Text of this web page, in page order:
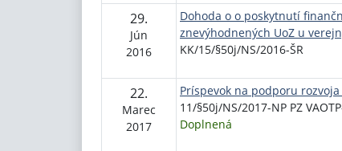
29.
Jún
2016
Dohoda o o poskytnutí
znevýhodnených UoZ u
KK/15/§50j/NS/2016-ŠR
22.
Marec
2017
Príspevok na podporu
11/§50j/NS/2017-NP PZ
Doplnená